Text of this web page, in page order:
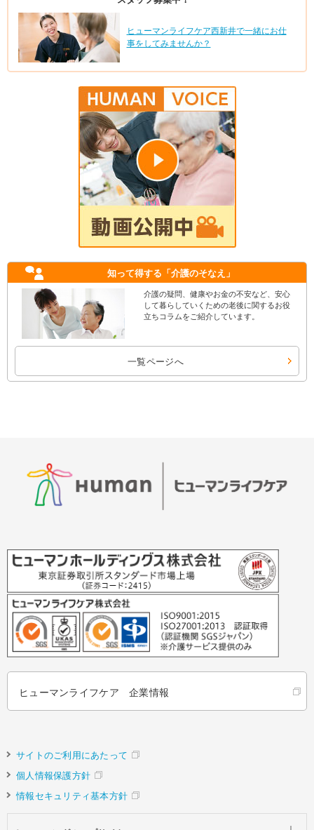
ヒューマンライフケア西新井で一緒にお仕
事をしてみませんか？
知って得する 「介護のそなえ」
介護の疑問、健康やお金の不安など、安心
して暮らしていくための老後に関するお役
立ちコラムをご紹介しています。
一覧ページへ
ヒューマンライフケア 企業情報
サイトのご利用にあたって
個人情報保護方針
情報セキュリティ基本方針